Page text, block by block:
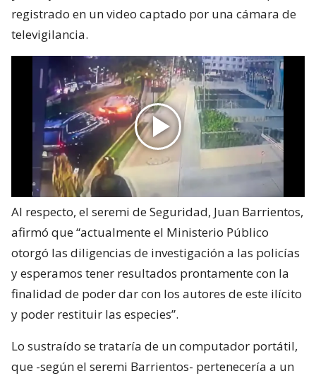
registrado en un video captado por una cámara de
televigilancia.
Al respecto, el seremi de Seguridad, Juan Barrientos,
afirmó que “actualmente el Ministerio Público
otorgó las diligencias de investigación a las policías
y esperamos tener resultados prontamente con la
finalidad de poder dar con los autores de este ilícito
y poder restituir las especies”.
Lo sustraído se trataría de un computador portátil,
que -según el seremi Barrientos- pertenecería a un